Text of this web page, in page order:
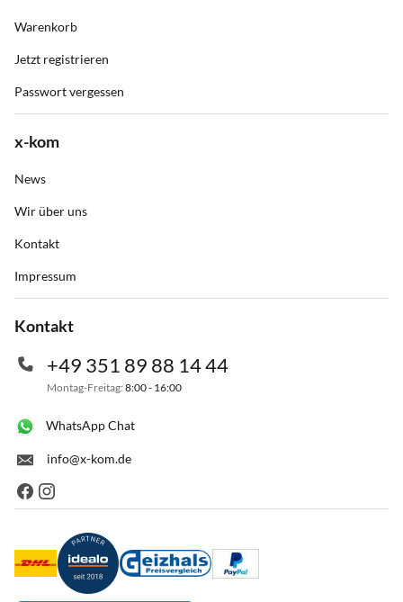
Warenkorb
Jetzt registrieren
Passwort vergessen
x-kom
News
Wir über uns
Kontakt
Impressum
Kontakt
+49 351 89 88 14 44
Montag-Freitag: 8:00 - 16:00
WhatsApp Chat
info@x-kom.de